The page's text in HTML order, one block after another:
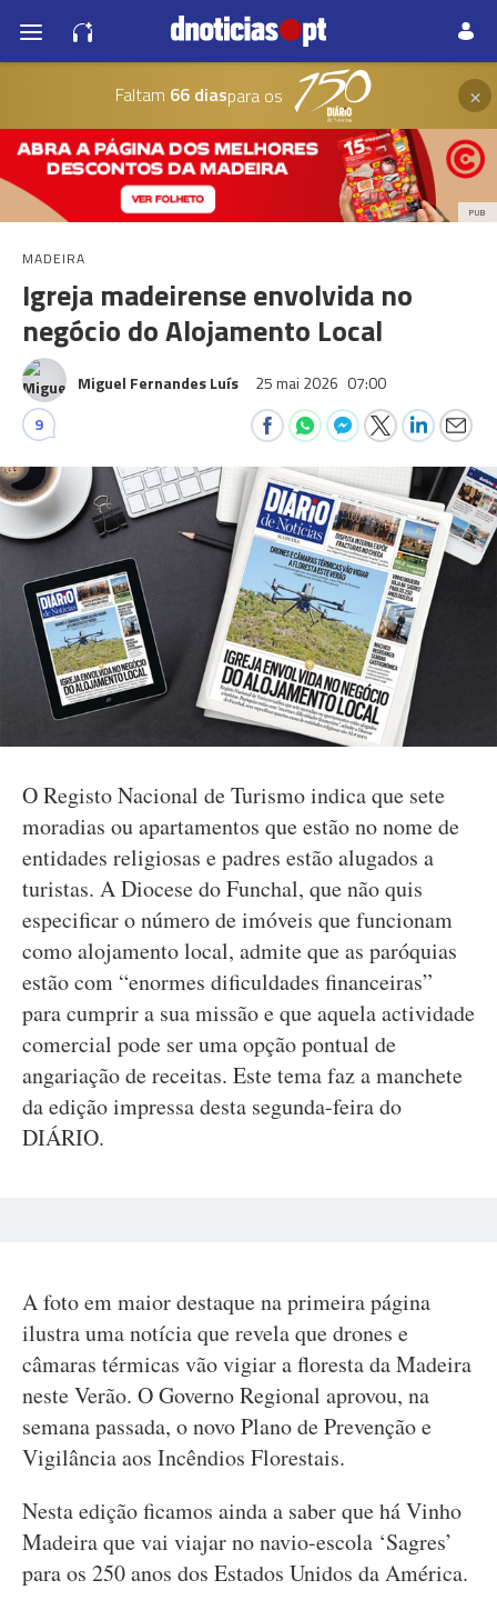
Faltam 66 diaspara os ×
PUB
MADEIRA
Igreja madeirense envolvida no
negócio do Alojamento Local
Miguel Fernandes Luís 25 mai 2026 07:00
9
O Registo Nacional de Turismo indica que sete
moradias ou apartamentos que estão no nome de
entidades religiosas e padres estão alugados a
turistas. A Diocese do Funchal, que não quis
especificar o número de imóveis que funcionam
como alojamento local, admite que as paróquias
estão com “enormes dificuldades financeiras”
para cumprir a sua missão e que aquela actividade
comercial pode ser uma opção pontual de
angariação de receitas. Este tema faz a manchete
da edição impressa desta segunda-feira do
DIÁRIO.
A foto em maior destaque na primeira página
ilustra uma notícia que revela que drones e
câmaras térmicas vão vigiar a floresta da Madeira
neste Verão. O Governo Regional aprovou, na
semana passada, o novo Plano de Prevenção e
Vigilância aos Incêndios Florestais.
Nesta edição ficamos ainda a saber que há Vinho
Madeira que vai viajar no navio-escola ‘Sagres’
para os 250 anos dos Estados Unidos da América.